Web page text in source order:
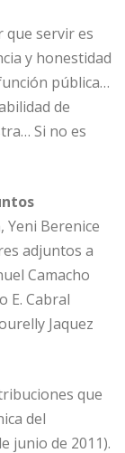
que servir es
y honestidad
pública…
de
Si no es
Yeni Berenice
adjuntos a
Camacho
E. Cabral
Jaquez
que
del
junio de 2011).